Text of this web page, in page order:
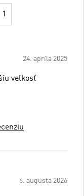
1
24. apríla 2025
veľkosť
6. augusta 2026